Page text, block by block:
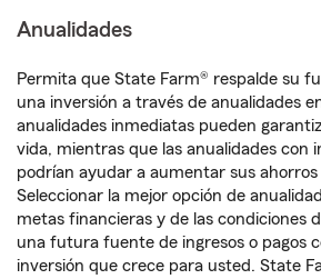
Anualidades
Permita que State Farm® respalde su
una inversión a través de anualidades
anualidades inmediatas pueden
vida, mientras que las anualidades con
podrían ayudar a aumentar sus ahorros
Seleccionar la mejor opción de
metas financieras y de las condiciones
una futura fuente de ingresos o pagos
inversión que crece para usted. State